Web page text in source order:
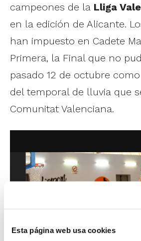
Esta página web usa cookies
campeones de la Lliga
en la edición de Alicante.
han impuesto en Cadete
Primera, la Final que no
pasado 12 de octubre
del temporal de lluvia que
Comunitat Valenciana.